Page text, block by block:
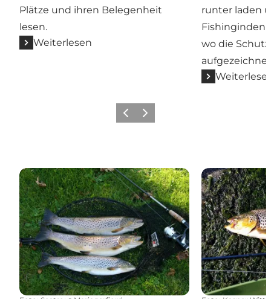
Plätze und ihren Belegenheit
lesen.
Weiterlesen
runter laden
wo die
Vorherige Folie
Nächste Folie
Die Jahreszeiten am Mariager Fjord Die Forellen